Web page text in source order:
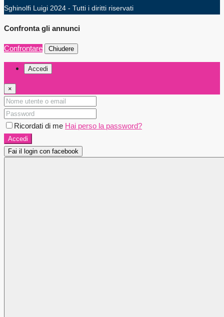
Sghinolfi Luigi 2024 - Tutti i diritti riservati
Confronta gli annunci
Confrontare Chiudere
Accedi
×
Ricordati di me Hai perso la password?
Accedi
Fai il login con facebook